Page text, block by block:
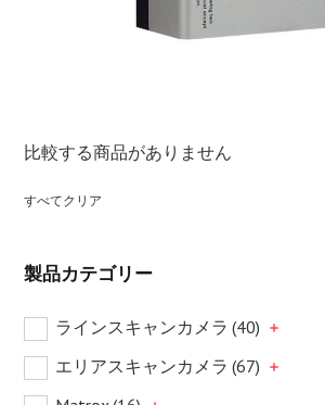
比較する商品がありません
すべてクリア
製品カテゴリー
ラインスキャンカメラ (40)
エリアスキャンカメラ (67)